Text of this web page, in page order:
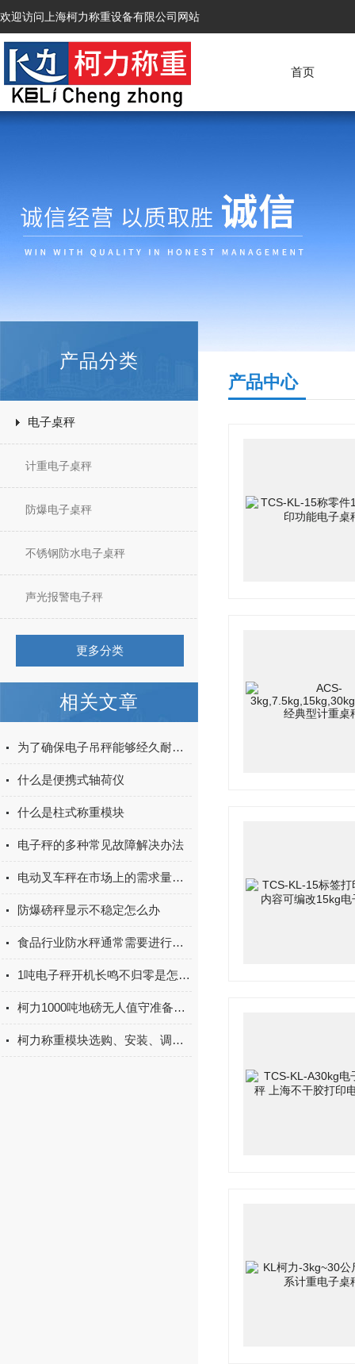
欢迎访问上海柯力称重设备有限公司网站
首页
产品分类
电子桌秤
计重电子桌秤
防爆电子桌秤
不锈钢防水电子桌秤
声光报警电子秤
更多分类
相关文章
为了确保电子吊秤能够经久耐用这些注意事项可要了解
什么是便携式轴荷仪
什么是柱式称重模块
电子秤的多种常见故障解决办法
电动叉车秤在市场上的需求量在逐渐增长
防爆磅秤显示不稳定怎么办
食品行业防水秤通常需要进行严格的防水测试和认证
1吨电子秤开机长鸣不归零是怎么回事
柯力1000吨地磅无人值守准备工作和验证方法
柯力称重模块选购、安装、调试注意事项
产品中心